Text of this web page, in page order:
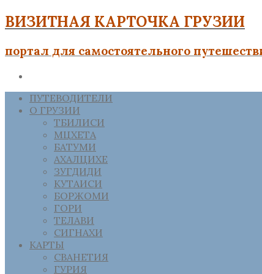
ВИЗИТНАЯ КАРТОЧКА ГРУЗИИ
портал для самостоятельного
ПУТЕВОДИТЕЛИ
О ГРУЗИИ
ТБИЛИСИ
МЦХЕТА
БАТУМИ
АХАЛЦИХЕ
ЗУГДИДИ
КУТАИСИ
БОРЖОМИ
ГОРИ
ТЕЛАВИ
СИГНАХИ
КАРТЫ
СВАНЕТИЯ
ГУРИЯ